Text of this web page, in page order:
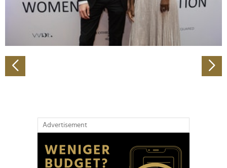
Verwendung unserer Website an unsere Partner für
soziale Medien, Werbung und Analysen weiter. Unsere
Partner führen diese Informationen möglicherweise mit
weiteren Daten zusammen, die Sie ihnen bereitgestellt
gesammelt haben.
Advertisement